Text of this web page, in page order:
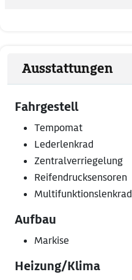
Ausstattungen
Fahrgestell
Tempomat
Lederlenkrad
Zentralverriegelung
Reifendrucksensoren
Multifunktionslenkrad
Aufbau
Markise
Heizung/Klima